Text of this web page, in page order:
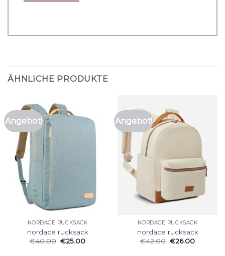
ÄHNLICHE PRODUKTE
Angebot!
NORDACE RUCKSACK
nordace rucksack
€40.00 €25.00
Angebot!
NORDACE RUCKSACK
nordace rucksack
€42.00 €26.00